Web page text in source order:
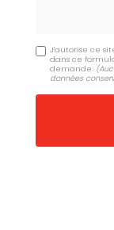
J'autorise ce
dans ce
demande.
données